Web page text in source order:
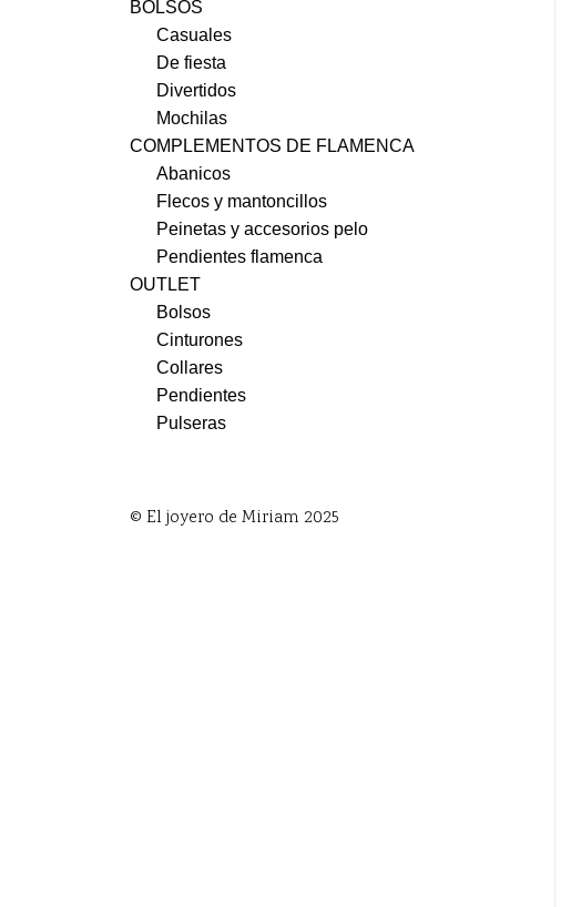
BOLSOS
Casuales
De fiesta
Divertidos
Mochilas
COMPLEMENTOS DE FLAMENCA
Abanicos
Flecos y mantoncillos
Peinetas y accesorios pelo
Pendientes flamenca
OUTLET
Bolsos
Cinturones
Collares
Pendientes
Pulseras
© El joyero de Miriam 2025